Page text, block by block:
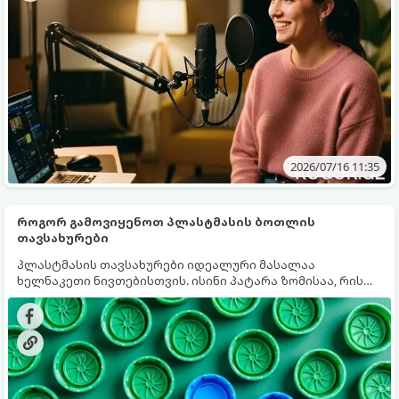
2026/07/16 11:35
როგორ გამოვიყენოთ პლასტმასის ბოთლის
თავსახურები
პლასტმასის თავსახურები იდეალური მასალაა
ხელნაკეთი ნივთებისთვის. ისინი პატარა ზომისაა, რის
გამოც მათი შენახვა ძალიან მარტივია, გვხვდება უამრავი
განსხვავებული ფერისა თუ ზომის და, რაც მთავარია,
სრულიად უფასოა. ასე რომ, ნუ იჩქარებთ მათ გადაგდებას
- აი, რისი დამზადება შეგიძლიათ მათგან!